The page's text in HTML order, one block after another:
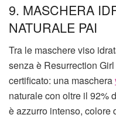
9. MASCHERA
NATURALE PAI
Tra le maschere viso
senza è Resurrection
certificato: una maschera
naturale con oltre il 92%
è azzurro intenso, colore